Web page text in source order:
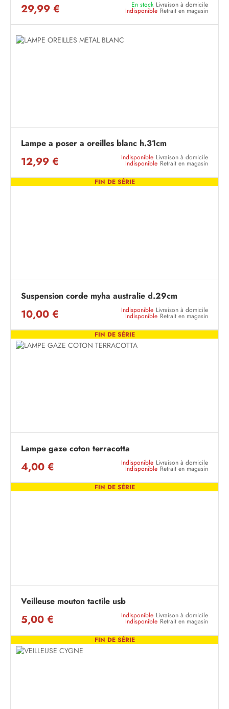
29,99 € En stock Livraison à domicile
Indisponible Retrait en magasin
Lampe a poser a oreilles blanc h.31cm
12,99 € Indisponible Livraison à domicile
Indisponible Retrait en magasin
FIN DE SÉRIE
Suspension corde myha australie d.29cm
10,00 € Indisponible Livraison à domicile
Indisponible Retrait en magasin
FIN DE SÉRIE
Lampe gaze coton terracotta
4,00 € Indisponible Livraison à domicile
Indisponible Retrait en magasin
FIN DE SÉRIE
Veilleuse mouton tactile usb
5,00 € Indisponible Livraison à domicile
Indisponible Retrait en magasin
FIN DE SÉRIE